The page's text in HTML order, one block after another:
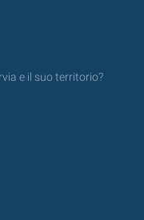
e il suo territorio?